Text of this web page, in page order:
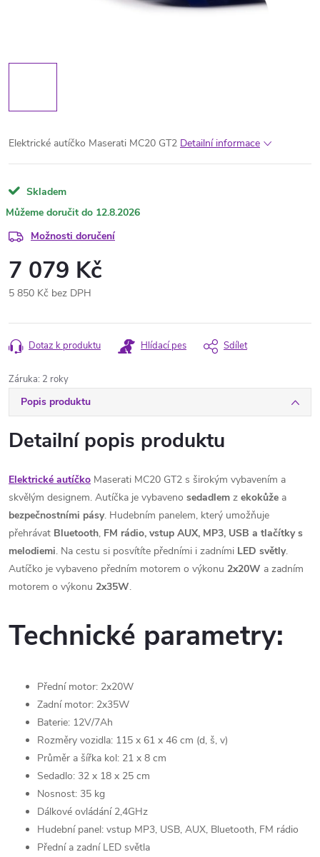
Elektrické autíčko Maserati MC20 GT2 Detailní informace
Skladem
12.8.2026
Možnosti doručení
7 079 Kč
5 850 Kč bez DPH
cena:
Dotaz k produktu Hlídací pes Sdílet
Záruka: 2 roky
Popis produktu
Detailní popis produktu
Elektrické autíčko Maserati MC20 GT2 s širokým vybavením a
skvělým designem. Autíčka je vybaveno sedadlem z ekokůže a
bezpečnostními pásy. Hudebním panelem, který umožňuje
přehrávat Bluetooth, FM rádio, vstup AUX, MP3, USB a tlačítky s
melodiemi. Na cestu si posvítíte předními i zadními LED světly.
Autíčko je vybaveno předním motorem o výkonu 2x20W a zadním
motorem o výkonu 2x35W.
Technické parametry:
Přední motor: 2x20W
Zadní motor: 2x35W
Baterie: 12V/7Ah
Rozměry vozidla: 115 x 61 x 46 cm (d, š, v)
Průměr a šířka kol: 21 x 8 cm
Sedadlo: 32 x 18 x 25 cm
Nosnost: 35 kg
Dálkové ovládání 2,4GHz
Hudební panel: vstup MP3, USB, AUX, Bluetooth, FM rádio
Přední a zadní LED světla